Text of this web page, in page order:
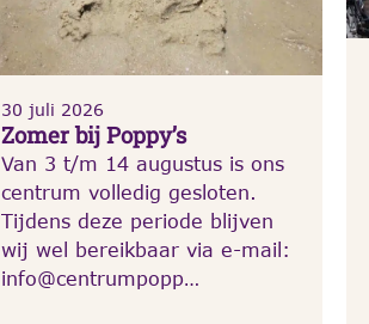
30 juli 2026
Zomer bij Poppy’s
Van 3 t/m 14 augustus is ons
centrum volledig gesloten.
Tijdens deze periode blijven
wij wel bereikbaar via e-mail:
info@centrumpopp…